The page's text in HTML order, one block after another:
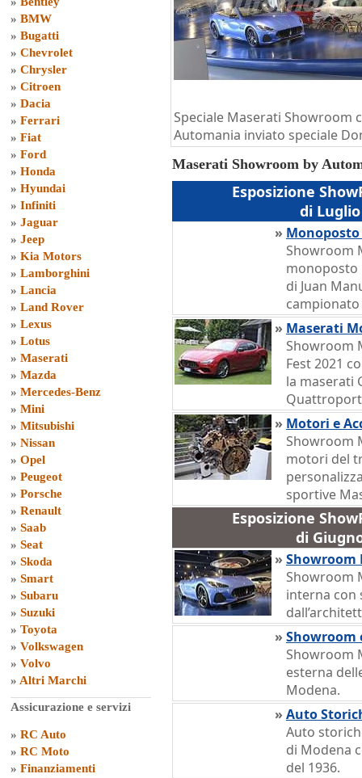
» BMW
» Bugatti
» Chevrolet
» Chrysler
» Citroen
» Dacia
» Ferrari
» Fiat
» Ford
» Honda
» Hyundai
» Infiniti
» Jaguar
» Jeep
» Kia Motors
» Lamborghini
» Lancia
» Land Rover
» Lexus
» Lotus
» Maserati
» Mazda
» Mercedes-Benz
» Mini
» Mitsubishi
» Nissan
» Opel
» Peugeot
» Porsche
» Renault
» Saab
» Seat
» Skoda
» Smart
» Subaru
» Suzuki
» Toyota
» Volkswagen
» Volvo
» Altri Marchi
Assicurazione e servizi
» RC Auto
» RC Moto
» Finanziamenti
Speciale Maserati Showroom
Automania inviato speciale
Maserati Showroom by
Esposizione
di Luglio
» Monoposto
Showroom
monoposto
di Juan
campionato
» Maserati
Showroom
Fest 2021
la maserati
» Motori e
Showroom
motori del
sportive
Esposizione
di
» Showroom
Showroom
interna con
» Showroom
Showroom
esterna
Modena.
» Auto
Auto
di Modena
del 1936.